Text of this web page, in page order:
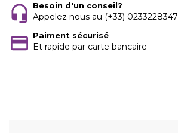
Besoin d'un conseil?
Appelez nous au (+33) 0233228347
Paiment sécurisé
Et rapide par carte bancaire